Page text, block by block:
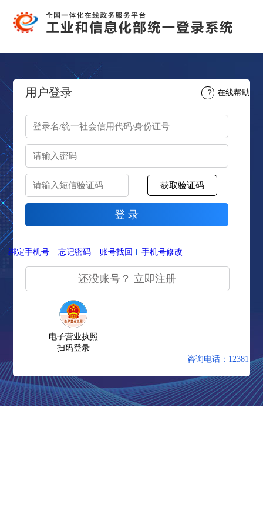
用户登录 ？ 在线帮助
绑定手机号 忘记密码 账号找回 手机号修改
还没账号？ 立即注册
电子营业执照
扫码登录
咨询电话：12381